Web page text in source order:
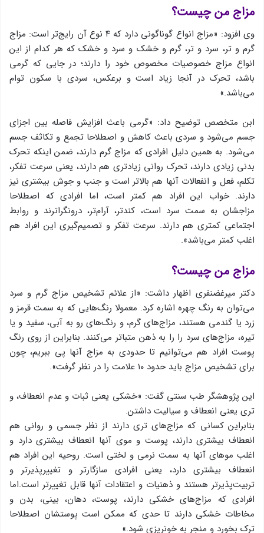
مزاج من چیست؟
وی افزود: «مزاج انواع گوناگونی دارد که ۴ نوع آن رایج‌تر است: مزاج
گرم و تر، سرد و تر، گرم و خشک و سرد و خشک که هر کدام از این
انواع مزاج خصوصیات مخصوص خود را دارند؛ در جایی که گرمی
باشد، تحرک در آنجا زیاد است و برعکس، سردی با سکون توام
می‌باشد.»
ابن متخصص توضیح داد: «گرمی باعث افزایش فاصله بین اجزای
جسم می‌شود و سردی باعث کاهش و اصطلاحا تجمع و تکاثف جسم
می‌شود. به همین دلیل افرادی که مزاج گرم دارند، ضمن اینکه تحرک
بدنی زیادی دارند، تحرک روانی زیادتری هم دارند، یعنی سرعت تفکر،
تکلم، فعل و انفعالات آنها هم بالاتر است و جنب و جوش بیشتری نیز
دارند. خواب این افراد هم کمتر است، اما افرادی که اصطلاحا
مزاجشان به سمت سرد است، کندتر، آرام‌تر، درونگراترند و روابط
اجتماعی کمتری هم دارند. سرعت تفکر و تصمیم‌گیری این افراد هم
اغلب کمتر می‌باشد».
مزاج من چیست؟
دکتر میرغضنفری اظهار داشت: «از علائم تشخیص مزاج گرم و سرد
می‌توان به رنگ چهره اشاره کرد. معمولا رنگ‌هایی که به سمت قرمز و
زرد یا گندمی هستند، مزاج‌های گرم، و رنگ‌های رو به آبی، سفید و یا
تیره،‌ مزاج‌های سرد را را به ذهن متباتر می‌کنند. بنابراین از روی رنگ
پوست افراد هم می‌توانیم تا حدودی به مزاج آنها پی ببریم، چون
برای تشخیص مزاج باید حدود ۱۰ علامت را در نظر گرفت».
این پژوهشگر طب سنتی گفت: «خشکی یعنی ثبات و عدم انعطاف، و
تری یعنی انعطاف و سیالیت داشتن.
بنابراین کسانی که مزاج‌های تری دارند از نظر جسمی و روانی هم
انعطاف بیشتری دارند، پوست و موی آنها انعطاف بیشتری دارد و
اغلب موهای آنها به سمت نرمی و لختی است. روحیه این افراد هم
انعطاف بیشتری دارد، یعنی افرادی سازگارتر و تغییرپذیرتر و
تربیت‌پذیرتر هستند و ذهنیات و اعتقادات آنها قابل تغییرتر است.اما
افرادی که مزاج‌های خشکی دارند، پوست، دهان، بینی، بدن و
مخاطات خشکی دارند تا حدی که ممکن است پوستشان اصطلاحا
ترک بخورد و منجر به خونریزی شود.»